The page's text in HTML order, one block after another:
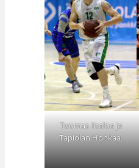
Tuomas Iisaloa ja
Tapiolan Honkaa.